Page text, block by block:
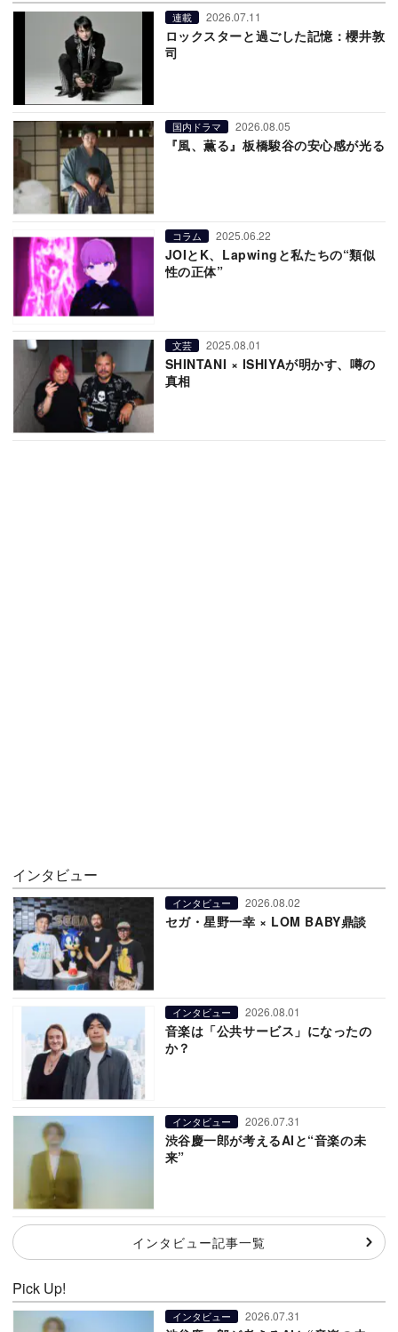
連載 2026.07.11
ロックスターと過ごした記憶：櫻井敦
司
国内ドラマ 2026.08.05
『風、薫る』板橋駿谷の安心感が光る
コラム 2025.06.22
JOIとK、Lapwingと私たちの“類似
性の正体”
文芸 2025.08.01
SHINTANI × ISHIYAが明かす、噂の
真相
インタビュー
インタビュー 2026.08.02
セガ・星野一幸 × LOM BABY鼎談
インタビュー 2026.08.01
音楽は「公共サービス」になったの
か？
インタビュー 2026.07.31
渋谷慶一郎が考えるAIと“音楽の未
来”
インタビュー記事一覧
Pick Up!
インタビュー 2026.07.31